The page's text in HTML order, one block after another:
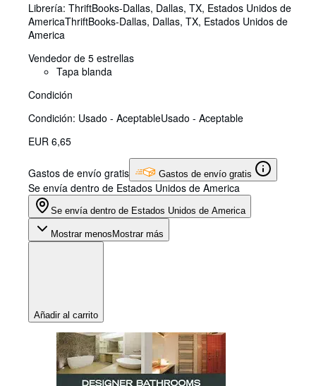
Librería: ThriftBooks-Dallas, Dallas, TX, Estados Unidos de
AmericaThriftBooks-Dallas, Dallas, TX, Estados Unidos de
America
Vendedor de 5 estrellas
Tapa blanda
Condición
Condición: Usado - AceptableUsado - Aceptable
EUR 6,65
Gastos de envío gratis Gastos de envío gratis
Se envía dentro de Estados Unidos de America
Se envía dentro de Estados Unidos de America
Mostrar menos Mostrar más
Añadir al carrito